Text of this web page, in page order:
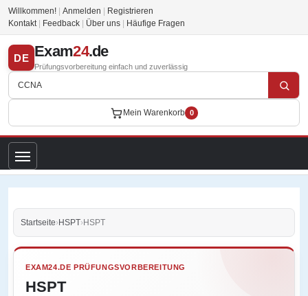
Willkommen! Anmelden
Registrieren
Kontakt
Feedback Über uns Häufige Fragen
DE Exam24.de
Prüfungsvorbereitung einfach und zuverlässig
Mein Warenkorb 0
Startseite›HSPT›HSPT
EXAM24.DE PRÜFUNGSVORBEREITUNG
HSPT